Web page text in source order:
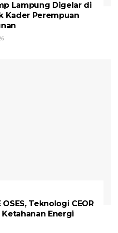
Lampung Digelar di
Kader Perempuan
Teknologi CEOR
Energi